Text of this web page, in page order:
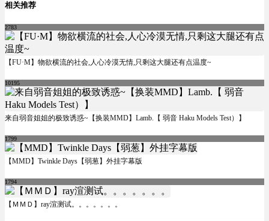
相关推荐
2783
【FU·M】物欲横流的社会,人心冷漠无情,只剩这大腿还有点温度~
10195
来自弱音姐姐的极致诱惑~【换装MMD】Lamb.【 弱音 Haku Models Test）】
1799
【MMD】Twinkle Days【弱葱】外挂字幕版
1794
【ＭＭＤ】ray渲测试。。。。。。。